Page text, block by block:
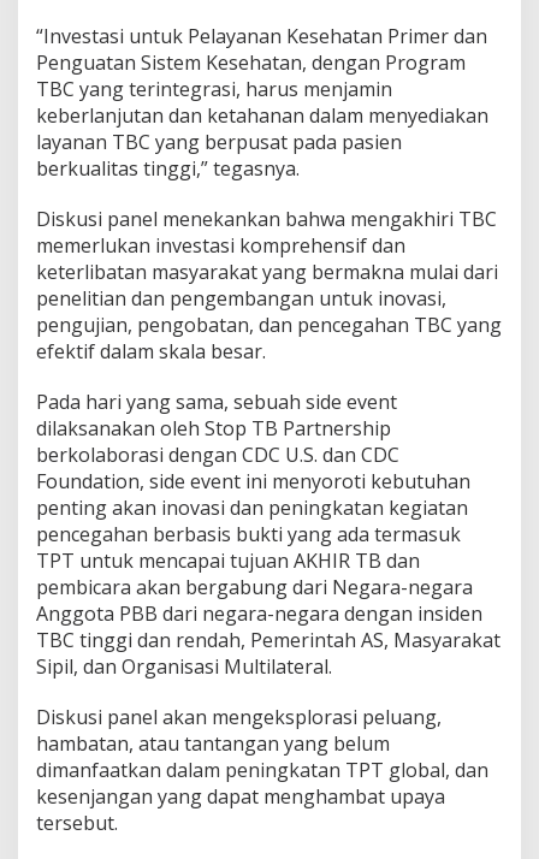
“Investasi untuk Pelayanan Kesehatan Primer dan
Penguatan Sistem Kesehatan, dengan Program
TBC yang terintegrasi, harus menjamin
keberlanjutan dan ketahanan dalam menyediakan
layanan TBC yang berpusat pada pasien
berkualitas tinggi,” tegasnya.
Diskusi panel menekankan bahwa mengakhiri TBC
memerlukan investasi komprehensif dan
keterlibatan masyarakat yang bermakna mulai dari
penelitian dan pengembangan untuk inovasi,
pengujian, pengobatan, dan pencegahan TBC yang
efektif dalam skala besar.
Pada hari yang sama, sebuah side event
dilaksanakan oleh Stop TB Partnership
berkolaborasi dengan CDC U.S. dan CDC
Foundation, side event ini menyoroti kebutuhan
penting akan inovasi dan peningkatan kegiatan
pencegahan berbasis bukti yang ada termasuk
TPT untuk mencapai tujuan AKHIR TB dan
pembicara akan bergabung dari Negara-negara
Anggota PBB dari negara-negara dengan insiden
TBC tinggi dan rendah, Pemerintah AS, Masyarakat
Sipil, dan Organisasi Multilateral.
Diskusi panel akan mengeksplorasi peluang,
hambatan, atau tantangan yang belum
dimanfaatkan dalam peningkatan TPT global, dan
kesenjangan yang dapat menghambat upaya
tersebut.